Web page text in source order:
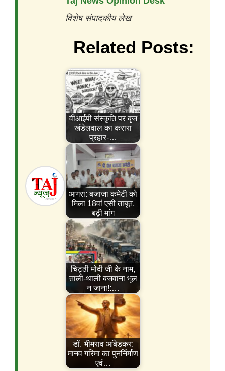
विशेष संपादकीय लेख
Related Posts:
वीआईपी संस्कृति पर बृज
खंडेलवाल का करारा
प्रहार-…
आगरा: बजाजा कमेटी को
मिला 18वां एसी ताबूत,
बढ़ी मांग
चिट्ठी मोदी जी के नाम,
ताली-थाली बजवाना भूल
न जाना!:…
डॉ. भीमराव आंबेडकर:
मानव गरिमा का पुनर्निर्माण
एवं…